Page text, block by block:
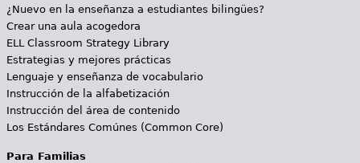
¿Nuevo en la enseñanza a estudiantes bilingües?
Crear una aula acogedora
ELL Classroom Strategy Library
Estrategias y mejores prácticas
Lenguaje y enseñanza de vocabulario
Instrucción de la alfabetización
Instrucción del área de contenido
Los Estándares Comúnes (Common Core)
Para Familias